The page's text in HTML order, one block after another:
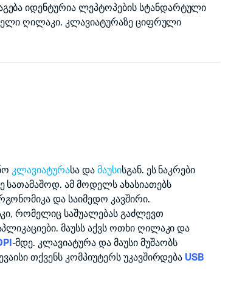
იდენტურია ლეპტოპების სტანდარტული
ღილაკი. კლავიატურაზე ციფრული
კლავიატურასა და მაუსისგან. ეს ნაკრები
სათამაშოდ. ამ მოდელს ახასიათებს
და საიმედო კავშირი.
რომელიც საშუალებას გაძლევთ
მაუსს აქვს ოთხი ღილაკი და
-მდე. კლავიატურა და მაუსი მუშაობს
თქვენს კომპიუტერს უკავშირდება USB